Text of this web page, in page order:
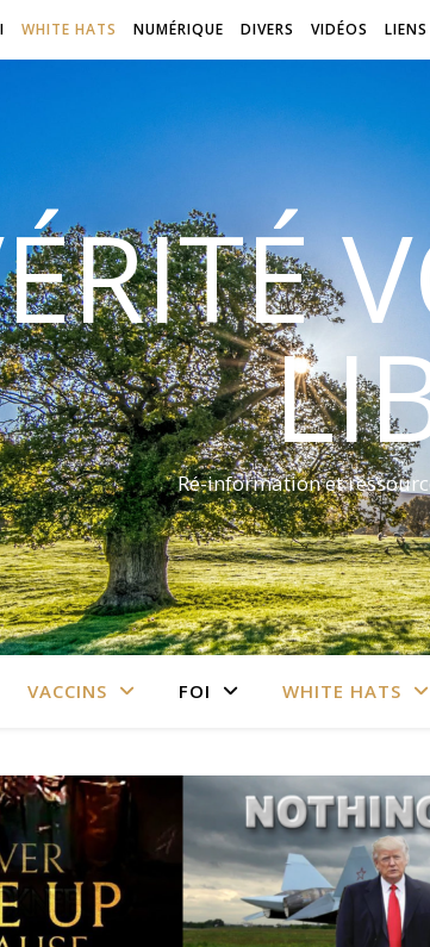
WHITE HATS NUMÉRIQUE DIVERS VIDÉOS LIENS
Ré-information et
VACCINS FOI WHITE HATS